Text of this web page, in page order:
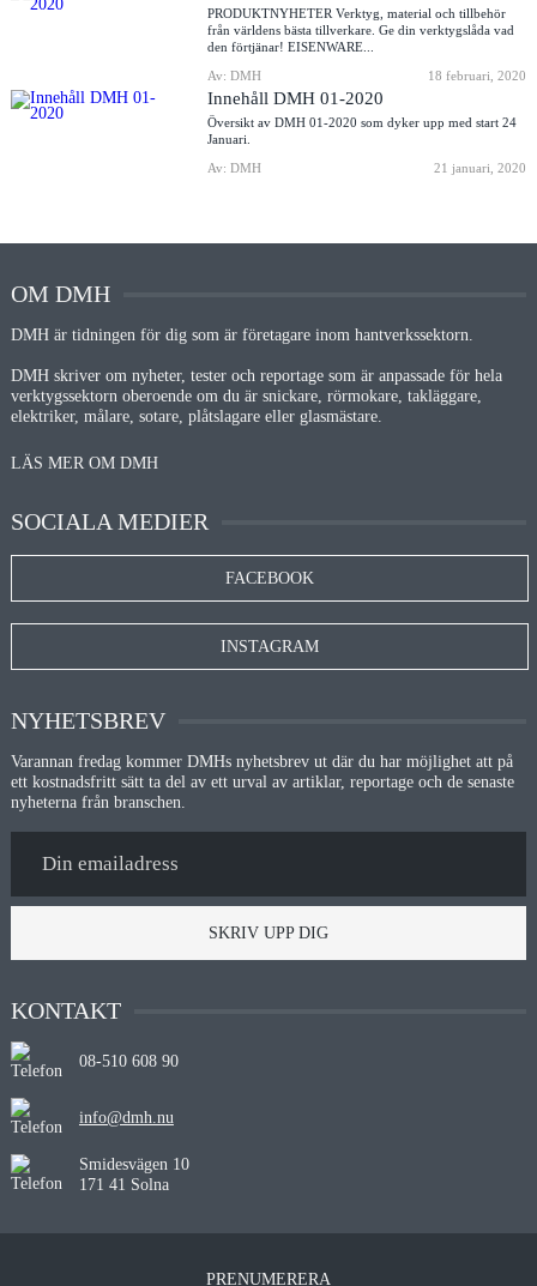
PRODUKTNYHETER Verktyg, material och tillbehör
från världens bästa tillverkare. Ge din verktygslåda vad
den förtjänar! EISENWARE...
Av: DMH
18 februari, 2020
Innehåll DMH 01-2020
Översikt av DMH 01-2020 som dyker upp med start 24
Januari.
Av: DMH
21 januari, 2020
OM DMH
DMH är tidningen för dig som är företagare inom hantverkssektorn.
DMH skriver om nyheter, tester och reportage som är anpassade för hela
verktygssektorn oberoende om du är snickare, rörmokare, takläggare,
elektriker, målare, sotare, plåtslagare eller glasmästare.
LÄS MER OM DMH
SOCIALA MEDIER
FACEBOOK
INSTAGRAM
NYHETSBREV
Varannan fredag kommer DMHs nyhetsbrev ut där du har möjlighet att på
ett kostnadsfritt sätt ta del av ett urval av artiklar, reportage och de senaste
nyheterna från branschen.
SKRIV UPP DIG
KONTAKT
08-510 608 90
info@dmh.nu
Smidesvägen 10
171 41 Solna
PRENUMERERA